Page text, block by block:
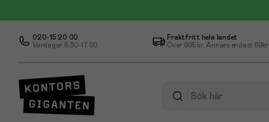
020-15 20 00
Vardagar 8.30-17.00
Fraktfritt hela landet
Över 995 kr. Annars endast 69kr